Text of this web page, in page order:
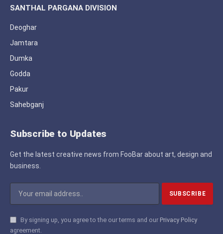
SANTHAL PARGANA DIVISION
Deoghar
Jamtara
Dumka
Godda
Pakur
Sahebganj
Subscribe to Updates
Get the latest creative news from FooBar about art, design and
business.
By signing up, you agree to the our terms and our Privacy Policy
agreement.